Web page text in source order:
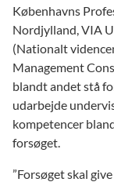
Københavns
Nordjylland, VIA
(Nationalt
Management
blandt andet stå
udarbejde
kompetencer
forsøget.
”Forsøget skal